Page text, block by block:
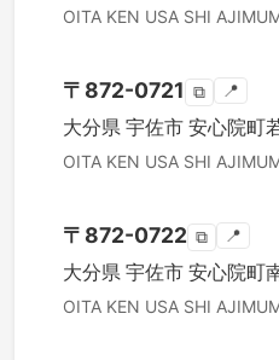
OITA KEN USA SHI
〒 872-0721 ⧉ 📍
大分県 宇佐市 安心院町
OITA KEN USA SHI
〒 872-0722 ⧉ 📍
大分県 宇佐市 安心院町
OITA KEN USA SHI